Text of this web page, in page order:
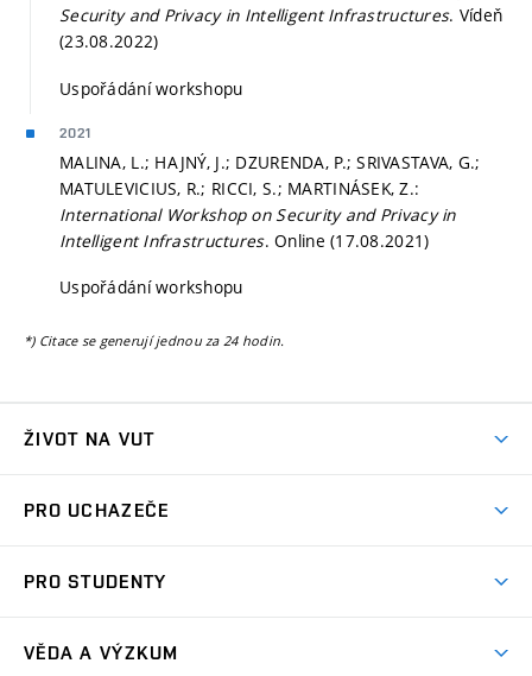
Security and Privacy in Intelligent Infrastructures. Vídeň
(23.08.2022)
Uspořádání workshopu
2021
MALINA, L.; HAJNÝ, J.; DZURENDA, P.; SRIVASTAVA, G.;
MATULEVICIUS, R.; RICCI, S.; MARTINÁSEK, Z.:
International Workshop on Security and Privacy in
Intelligent Infrastructures. Online (17.08.2021)
Uspořádání workshopu
*) Citace se generují jednou za 24 hodin.
ŽIVOT NA VUT
Koleje
Sport na VUT
PRO UCHAZEČE
Dny otevřených dveří
PRO STUDENTY
VĚDA A VÝZKUM